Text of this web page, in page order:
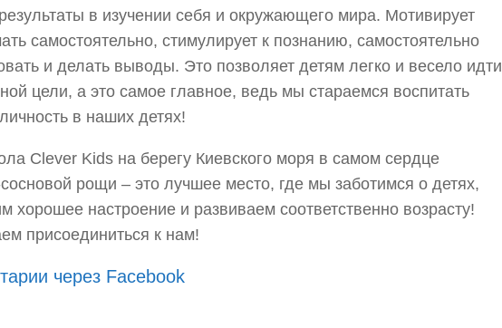
в изучении себя и окружающего мира. Мотивирует
самостоятельно, стимулирует к познанию, самостоятельно
и делать выводы. Это позволяет детям легко и весело идти
цели, а это самое главное, ведь мы стараемся воспитать
в наших детях!
Clever Kids на берегу Киевского моря в самом сердце
рощи – это лучшее место, где мы заботимся о детях,
хорошее настроение и развиваем соответственно возрасту!
присоединиться к нам!
через Facebook